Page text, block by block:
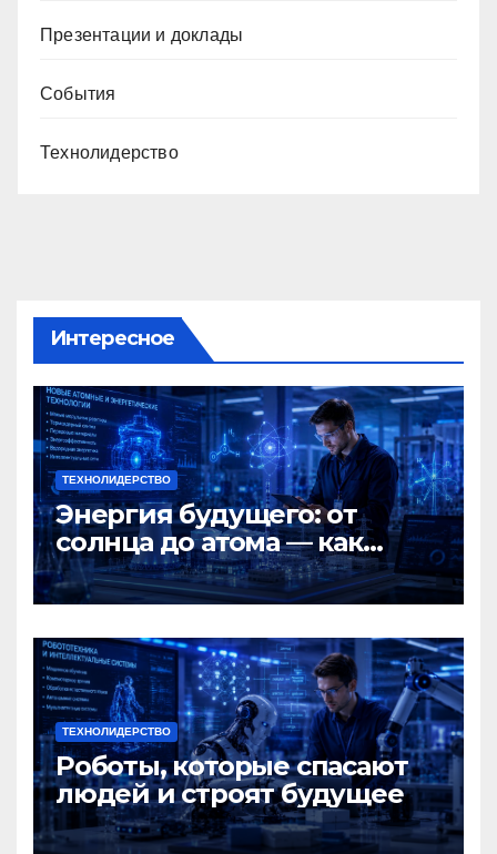
Презентации и доклады
События
Технолидерство
Интересное
ТЕХНОЛИДЕРСТВО
Энергия будущего: от
солнца до атома — как
Россия меняет мир
ТЕХНОЛИДЕРСТВО
Роботы, которые спасают
людей и строят будущее